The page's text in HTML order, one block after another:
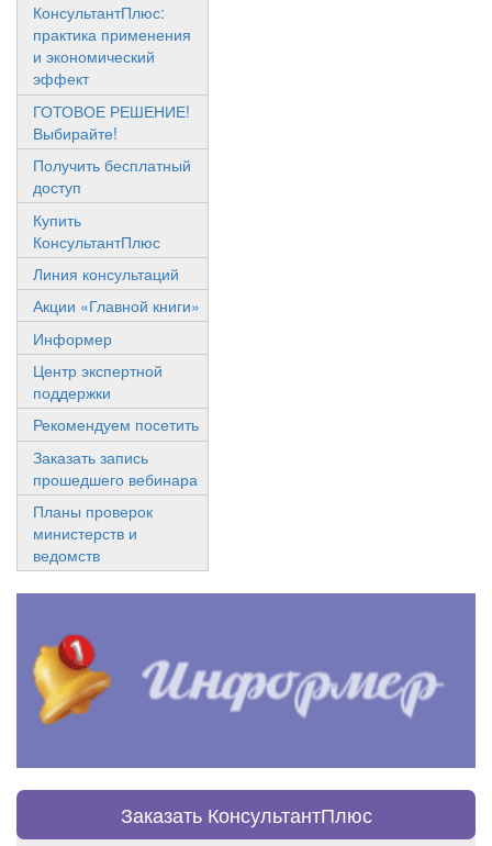
КонсультантПлюс:
практика применения
и экономический
эффект
ГОТОВОЕ РЕШЕНИЕ!
Выбирайте!
Получить бесплатный
доступ
Купить
КонсультантПлюс
Линия консультаций
Акции «Главной книги»
Информер
Центр экспертной
поддержки
Рекомендуем посетить
Заказать запись
прошедшего вебинара
Планы проверок
министерств и
ведомств
Заказать КонсультантПлюс